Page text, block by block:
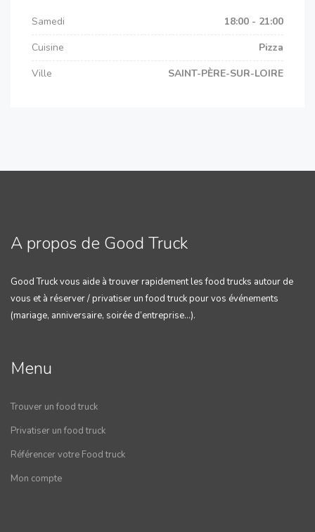
Samedi
18:00 - 21:00
Cuisine
Pizza
Ville
SAINT-PÈRE-SUR-LOIRE
A propos de Good Truck
Good Truck vous aide à trouver rapidement les food trucks autour de
vous et à réserver / privatiser un food truck pour vos événements
(mariage, anniversaire, soirée d’entreprise…).
Menu
Trouver un food truck
Privatiser un food truck
Référencer votre Food truck
Mon compte